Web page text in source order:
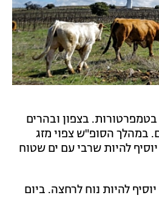
בטמפרטורות. בצפון ובהרים
במהלך הסופ"ש צפוי מזג
להיות שרבי עם ים שטוח
להיות נוח לרחצה. ביום